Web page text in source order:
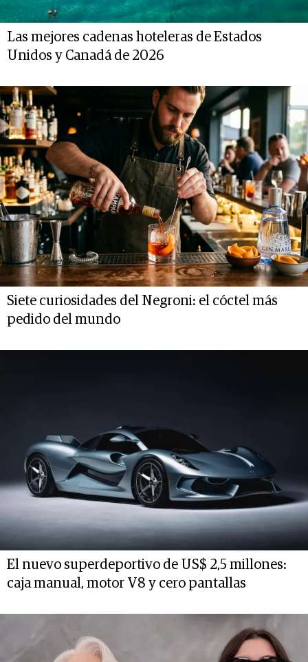
Las mejores cadenas hoteleras de Estados
Unidos y Canadá de 2026
Siete curiosidades del Negroni: el cóctel más
pedido del mundo
El nuevo superdeportivo de US$ 2,5 millones:
caja manual, motor V8 y cero pantallas